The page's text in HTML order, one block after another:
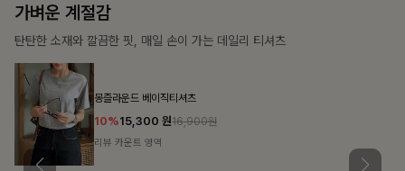
가장 쉬운 코디
특별한 날부터 일상까지 함께하는 룩